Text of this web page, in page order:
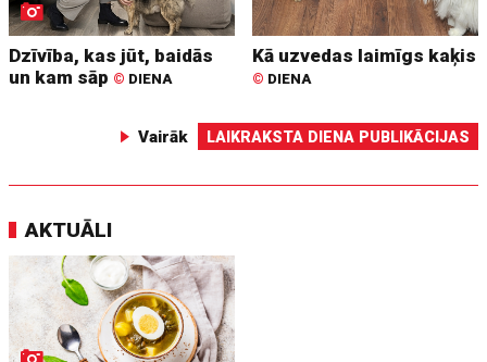
Dzīvība, kas jūt, baidās
un kam sāp © DIENA
Kā uzvedas laimīgs kaķis
© DIENA
Vairāk LAIKRAKSTA DIENA PUBLIKĀCIJAS
AKTUĀLI